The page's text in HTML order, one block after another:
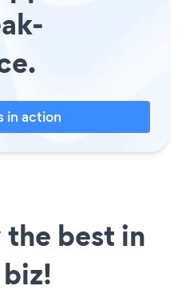
in action
best in